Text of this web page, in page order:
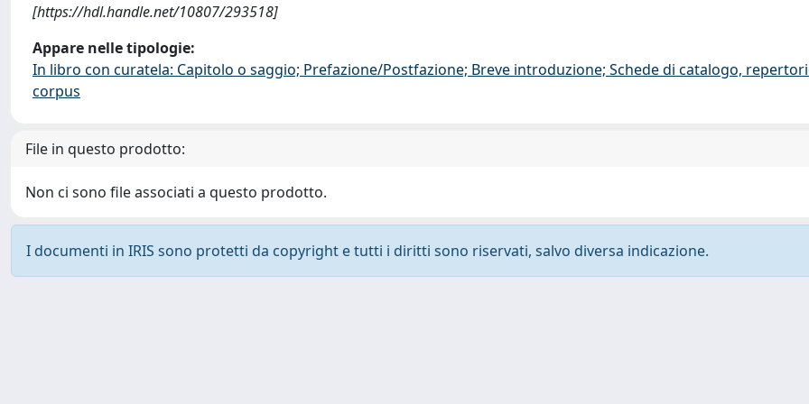
[https://hdl.handle.net/10807/293518]
Appare nelle tipologie:
In libro con curatela: Capitolo o saggio; Prefazione/Postfazione; Breve introduzione; Schede di catalogo,
corpus
File in questo prodotto:
Non ci sono file associati a questo prodotto.
I documenti in IRIS sono protetti da copyright e tutti i diritti sono riservati, salvo diversa indicazione.